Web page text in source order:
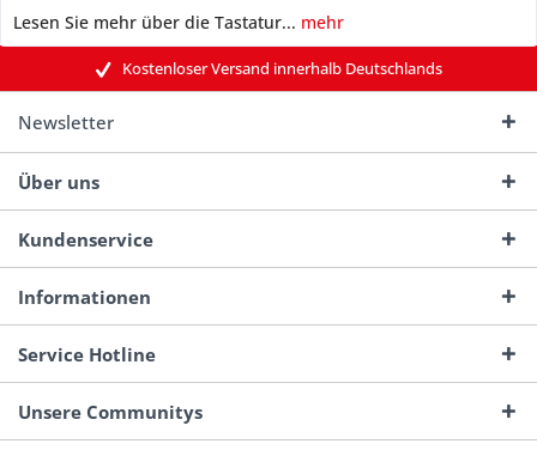
Lesen Sie mehr über die Tastatur... mehr
Kostenloser Versand innerhalb Deutschlands
Newsletter
Über uns
Kundenservice
Informationen
Service Hotline
Unsere Communitys